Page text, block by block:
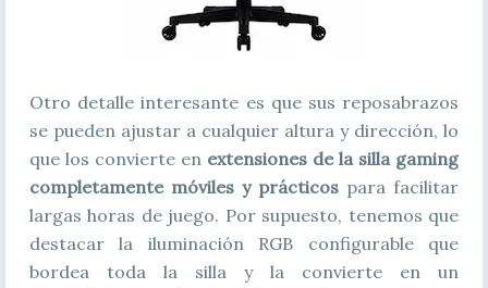
Otro detalle interesante es que sus reposabrazos
se pueden ajustar a cualquier altura y dirección, lo
que los convierte en extensiones de la silla gaming
completamente móviles y prácticos para facilitar
largas horas de juego. Por supuesto, tenemos que
destacar la iluminación RGB configurable que
bordea toda la silla y la convierte en un